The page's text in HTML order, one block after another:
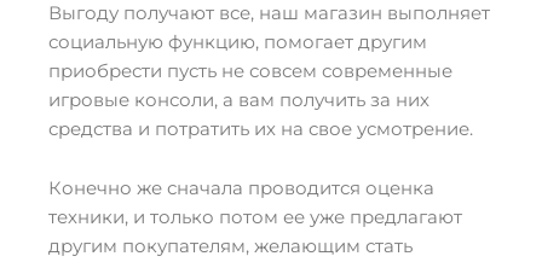
Выгоду получают все, наш магазин выполняет
социальную функцию, помогает другим
приобрести пусть не совсем современные
игровые консоли, а вам получить за них
средства и потратить их на свое усмотрение.
Конечно же сначала проводится оценка
техники, и только потом ее уже предлагают
другим покупателям, желающим стать